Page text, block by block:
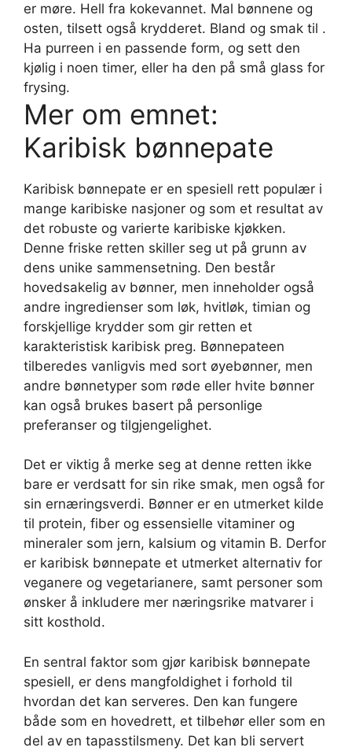
er møre. Hell fra kokevannet. Mal bønnene og
osten, tilsett også krydderet. Bland og smak til .
Ha purreen i en passende form, og sett den
kjølig i noen timer, eller ha den på små glass for
frysing.
Mer om emnet:
Karibisk bønnepate
Karibisk bønnepate er en spesiell rett populær i
mange karibiske nasjoner og som et resultat av
det robuste og varierte karibiske kjøkken.
Denne friske retten skiller seg ut på grunn av
dens unike sammensetning. Den består
hovedsakelig av bønner, men inneholder også
andre ingredienser som løk, hvitløk, timian og
forskjellige krydder som gir retten et
karakteristisk karibisk preg. Bønnepateen
tilberedes vanligvis med sort øyebønner, men
andre bønnetyper som røde eller hvite bønner
kan også brukes basert på personlige
preferanser og tilgjengelighet.
Det er viktig å merke seg at denne retten ikke
bare er verdsatt for sin rike smak, men også for
sin ernæringsverdi. Bønner er en utmerket kilde
til protein, fiber og essensielle vitaminer og
mineraler som jern, kalsium og vitamin B. Derfor
er karibisk bønnepate et utmerket alternativ for
veganere og vegetarianere, samt personer som
ønsker å inkludere mer næringsrike matvarer i
sitt kosthold.
En sentral faktor som gjør karibisk bønnepate
spesiell, er dens mangfoldighet i forhold til
hvordan det kan serveres. Den kan fungere
både som en hovedrett, et tilbehør eller som en
del av en tapasstilsmeny. Det kan bli servert